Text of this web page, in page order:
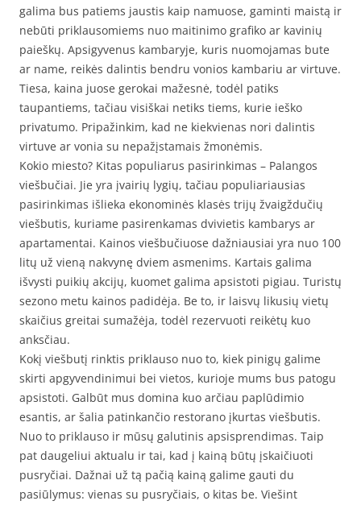
galima bus patiems jaustis kaip namuose, gaminti maistą ir
nebūti priklausomiems nuo maitinimo grafiko ar kavinių
paieškų. Apsigyvenus kambaryje, kuris nuomojamas bute
ar name, reikės dalintis bendru vonios kambariu ar virtuve.
Tiesa, kaina juose gerokai mažesnė, todėl patiks
taupantiems, tačiau visiškai netiks tiems, kurie ieško
privatumo. Pripažinkim, kad ne kiekvienas nori dalintis
virtuve ar vonia su nepažįstamais žmonėmis.
Kokio miesto? Kitas populiarus pasirinkimas – Palangos
viešbučiai. Jie yra įvairių lygių, tačiau populiariausias
pasirinkimas išlieka ekonominės klasės trijų žvaigždučių
viešbutis, kuriame pasirenkamas dvivietis kambarys ar
apartamentai. Kainos viešbučiuose dažniausiai yra nuo 100
litų už vieną nakvynę dviem asmenims. Kartais galima
išvysti puikių akcijų, kuomet galima apsistoti pigiau. Turistų
sezono metu kainos padidėja. Be to, ir laisvų likusių vietų
skaičius greitai sumažėja, todėl rezervuoti reikėtų kuo
anksčiau.
Kokį viešbutį rinktis priklauso nuo to, kiek pinigų galime
skirti apgyvendinimui bei vietos, kurioje mums bus patogu
apsistoti. Galbūt mus domina kuo arčiau paplūdimio
esantis, ar šalia patinkančio restorano įkurtas viešbutis.
Nuo to priklauso ir mūsų galutinis apsisprendimas. Taip
pat daugeliui aktualu ir tai, kad į kainą būtų įskaičiuoti
pusryčiai. Dažnai už tą pačią kainą galime gauti du
pasiūlymus: vienas su pusryčiais, o kitas be. Viešint